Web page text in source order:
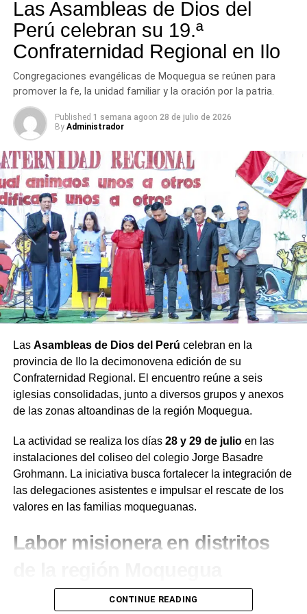
tres provincias del departamento.
Las Asambleas de Dios del
Perú celebran su 19.ª
Confraternidad Regional en Ilo
Congregaciones evangélicas de Moquegua se reúnen para
promover la fe, la unidad familiar y la oración por la patria.
Published 1 semana agoon 28 de julio de 2026
By Administrador
Las Asambleas de Dios del Perú celebran en la
provincia de Ilo la decimonovena edición de su
Confraternidad Regional. El encuentro reúne a seis
iglesias consolidadas, junto a diversos grupos y anexos
de las zonas altoandinas de la región Moquegua.
La actividad se realiza los días 28 y 29 de julioen las
instalaciones del coliseo del colegio Jorge Basadre
Grohmann. La iniciativa busca fortalecer la integración de
las delegaciones asistentes e impulsar el rescate de los
valores en las familias moqueguanas.
Labor misionera en distritos
Durante el desarrollo de la jornada, el presidente de la
CONTINUE READING